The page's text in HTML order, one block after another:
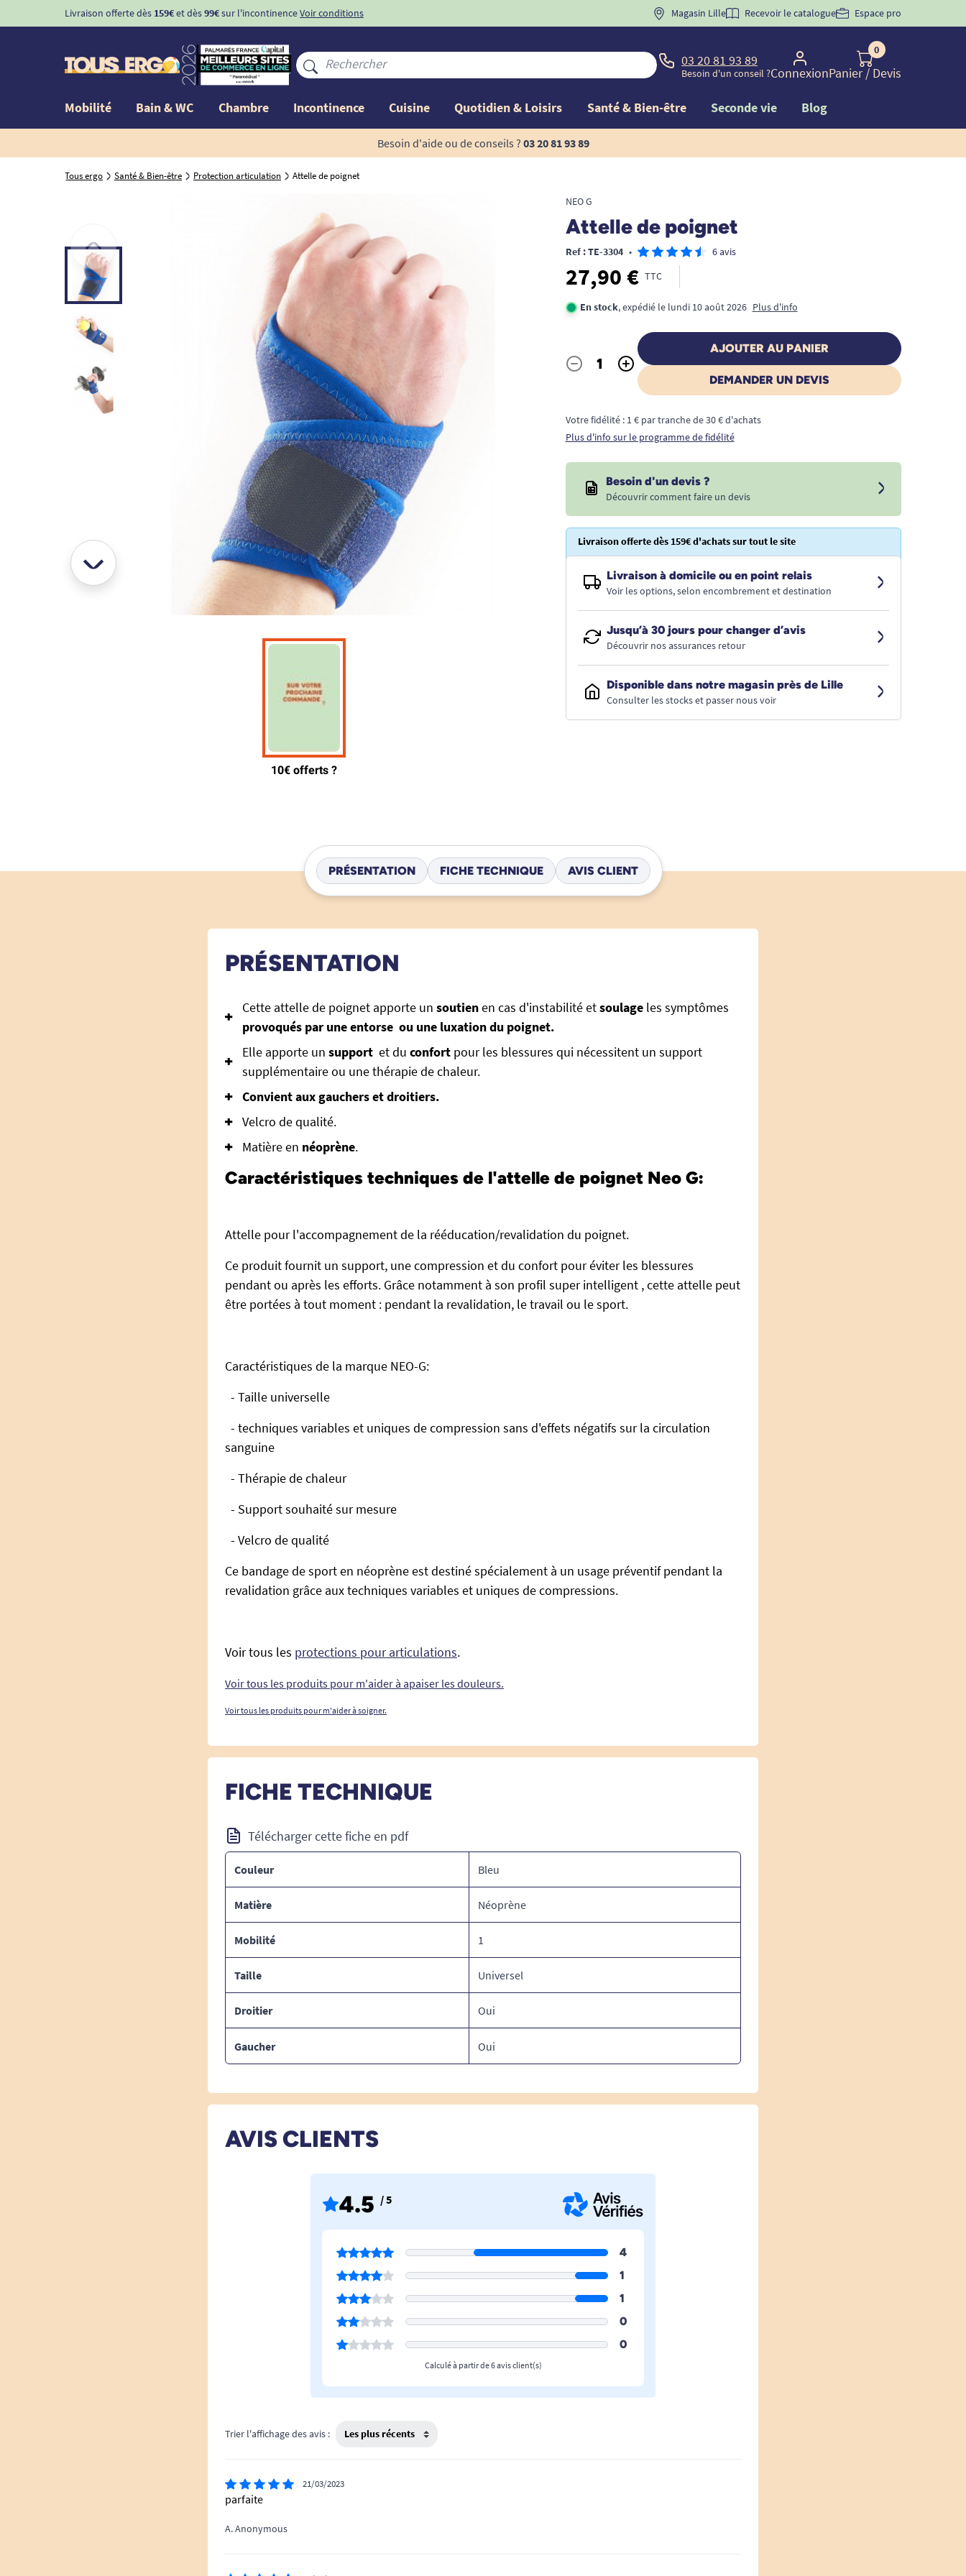
Livraison offerte dès 159€et dès99€sur l'incontinenceVoir conditions BIENVENUE" pourla 1ère commande d'incontinence
Magasin Lille Recevoir le catalogue Espace pro
03 20 81 93 89
Besoin d'un conseil ?Connexion
0
Panier/ Devis
Mobilité Bain & WC Chambre Incontinence Cuisine Quotidien & Loisirs Santé & Bien-être Seconde vie Blog
Besoin d'aide ou de conseils ? 03 20 81 93 89
Tous ergo Santé & Bien-être Protection articulation Attelle de poignet
NEO G
Attelle de poignet
Ref : TE-3304 • 6 avis
27,90 € TTC
En stock, expédié le lundi 10 août 2026 Plus d'info
Quantité
- +
AJOUTER AU PANIER
DEMANDER UN DEVIS
Votre fidélité : 1 € par tranche de 30 € d'achats
Plus d'info sur le programme de fidélité
Besoin d'un devis ?
Découvrir comment faire un devis
Livraison offerte dès 159€ d'achats sur tout le site
Livraison à domicile ou en point relais
Voir les options, selon encombrement et destination
Jusqu’à 30 jours pour changer d’avis
Découvrir nos assurances retour
Disponible dans notre magasin près de Lille
Consulter les stocks et passer nous voir
PRÉSENTATION FICHE TECHNIQUE AVIS CLIENT
PRÉSENTATION
Cette attelle de poignet apporte un soutienen cas d'instabilité etsoulage les symptômes
provoqués par une entorse ou une luxation du poignet.
Elle apporte un support et du confort pour les blessures qui nécessitent un support
supplémentaire ou une thérapie de chaleur.
Convient aux gauchers et droitiers.
Velcro de qualité.
Matière en néoprène.
Caractéristiques techniques de l'attelle de poignet Neo G:
Attelle pour l'accompagnement de la rééducation/revalidation du poignet.
Ce produit fournit un support, une compression et du confort pour éviter les blessures
pendant ou après les efforts. Grâce notamment à son profil super intelligent , cette attelle peut
être portées à tout moment : pendant la revalidation, le travail ou le sport.
Caractéristiques de la marque NEO-G:
- Taille universelle
- techniques variables et uniques de compression sans d'effets négatifs sur la circulation
sanguine
- Thérapie de chaleur
- Support souhaité sur mesure
- Velcro de qualité
Ce bandage de sport en néoprène est destiné spécialement à un usage préventif pendant la
revalidation grâce aux techniques variables et uniques de compressions.
Voir tous les protections pour articulations.
Voir tous les produits pour m'aider à apaiser les douleurs.
Voir tous les produits pour m'aider à soigner.
FICHE TECHNIQUE
Télécharger cette fiche en pdf
Couleur Bleu
Matière Néoprène
Mobilité 1
Taille Universel
Droitier Oui
Gaucher Oui
AVIS CLIENTS
4.5 / 5
4
1
1
0
0
Calculé à partir de 6 avis client(s)
Trier l'affichage des avis :
21/03/2023
parfaite
A. Anonymous